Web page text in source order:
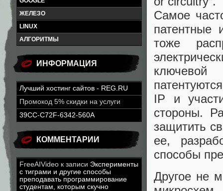
ЖЕЛЕЗО
LINUX
АЛГОРИТМЫ
ИНФОРМАЦИЯ
Лучший хостинг сайтов - REG.RU
Промокод 5% скидки на услуги
39CC-C72F-6342-560A
КОММЕНТАРИИ
FreeAIVideo к записи Эксперименты
с тиграми и другие способы
преподавать программирование
студентам, которым скучно
Самое
тоже
ключевой
IP и
стороны.
защитить
ее,
способы
Другое не